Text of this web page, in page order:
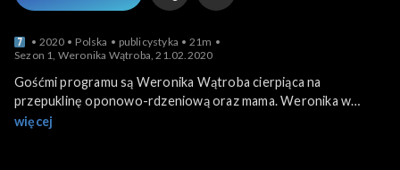
2020 Polska publicystyka
21m
Sezon 1, Weronika Wątroba, 21.02.2020
Gośćmi programu są Weronika Wątroba cierpiąca na
przepuklinę oponowo-rdzeniową oraz mama. Weronika w
swoim 27-letnim życiu
więcej